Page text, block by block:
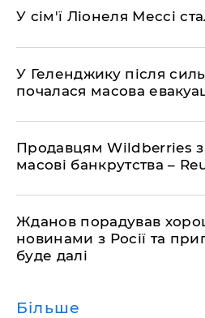
У сім'ї Ліонеля Мессі
У Геленджику після
почалася масова
Продавцям Wildberries
масові банкрутства –
Жданов порадував
новинами з Росії та
буде далі
Більше